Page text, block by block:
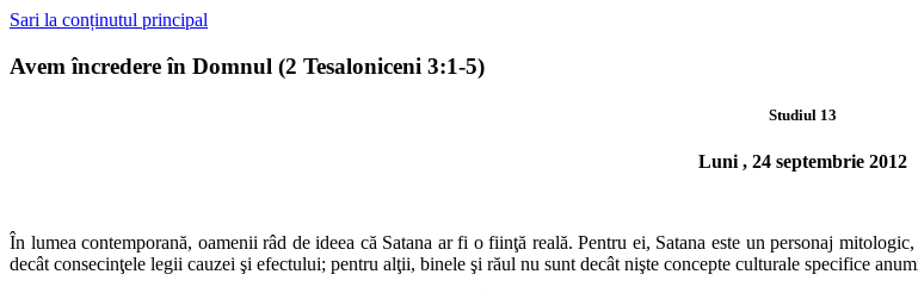
Sari la conținutul principal
Avem încredere în Domnul (2 Tesaloniceni 3:1-5)
Studiul 13
Luni , 24 septembrie 2012
În lumea contemporană, oamenii râd de ideea că Satana ar fi o fiinţă reală. Pentru ei, Satana este un personaj
decât consecinţele legii cauzei şi efectului; pentru alţii, binele şi răul nu sunt decât nişte concepte culturale specifice